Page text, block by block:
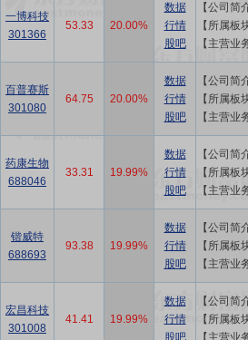
一博科技
301366
53.33 20.00%
数据
行情
股吧
百普赛斯
301080
64.75 20.00%
数据
行情
股吧
药康生物
688046
33.31 19.99%
数据
行情
股吧
【主营
锴威特
688693
93.38 19.99%
数据
行情
股吧
【主营
宏昌科技
301008
41.41 19.99%
数据
行情
股吧
一博科技
301366
53.33 20.00%
数据
行情
股吧
百普赛斯
301080
64.75 20.00%
数据
行情
股吧
药康生物
688046
33.31 19.99%
数据
行情
股吧
【主营
锴威特
688693
93.38 19.99%
数据
行情
股吧
【主营
宏昌科技
301008
41.41 19.99%
数据
行情
股吧